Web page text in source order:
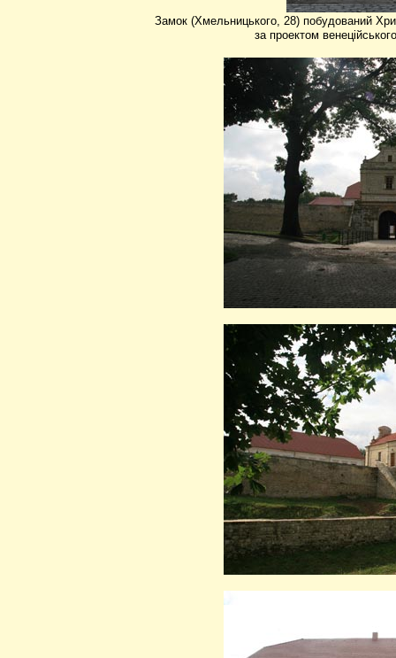
Замок (Хмельницького, 28) побудований
за проектом венеційсь